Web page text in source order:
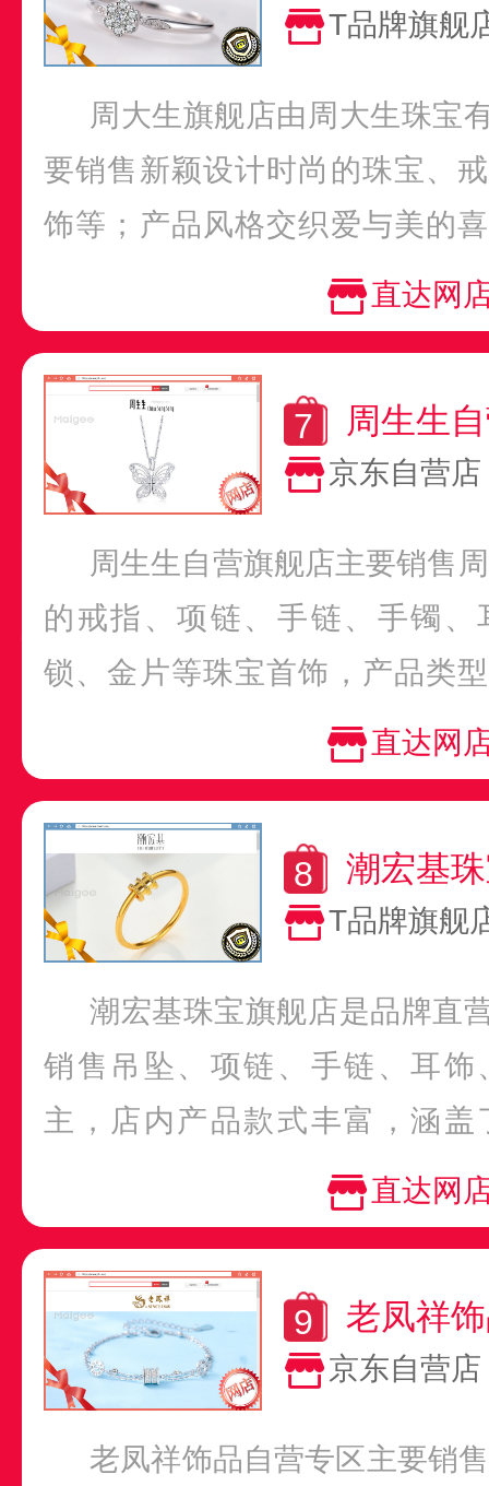
T品牌旗舰
周大生旗舰店由周大生珠宝
要销售新颖设计时尚的珠宝、
饰等；产品风格交织爱与美的
千姿百态；在周大生旗舰店...
直达网
周生生
京东自营店
周生生自营旗舰店主要销售
的戒指、项链、手链、手镯
锁、金片等珠宝首饰，产品类
直达网
潮宏基
T品牌旗舰
潮宏基珠宝旗舰店是品牌直
销售吊坠、项链、手链、耳饰
主，店内产品款式丰富，涵
己、熊猫、旋转木马等多个品牌
直达网
老凤祥
京东自营店
老凤祥饰品自营专区主要销